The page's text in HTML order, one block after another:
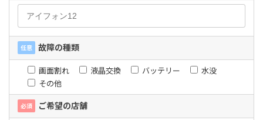
任意 故障の種類
画面割れ 液晶交換 バッテリー
水没
その他
必須 ご希望の店舗